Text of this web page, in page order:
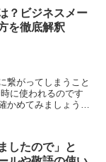
？ビジネスメー
を徹底解釈
繋がってしまうこと
に使われるのです
かめてみましょう。
したので」と